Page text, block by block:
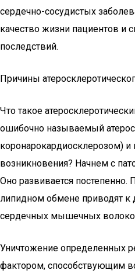
сердечно-сосудистых
качество жизни пациентов и
последствий.
Причины
Что такое
ошибочно называемый
коронарокардиосклерозом)
возникновения? Начнем с
Оно развивается
липидном обмене приводят к
сердечных мышечных
Уничтожение определенных
фактором, способствующим